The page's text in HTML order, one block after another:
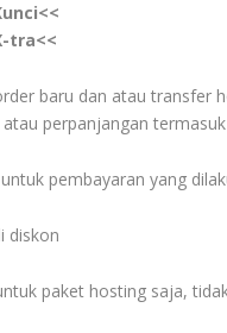
tra<<
baru dan atau transfer
perpanjangan
pembayaran yang
diskon
paket hosting saja,